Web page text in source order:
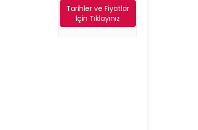
Tarihler ve Fiyatlar
İçin Tıklayınız